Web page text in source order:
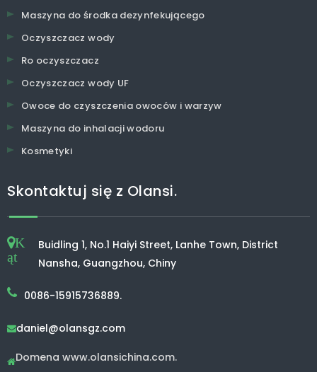
Maszyna do środka dezynfekującego
Oczyszczacz wody
Ro oczyszczacz
Oczyszczacz wody UF
Owoce do czyszczenia owoców i warzyw
Maszyna do inhalacji wodoru
Kosmetyki
Skontaktuj się z Olansi.
K
ąt
Buidling 1, No.1 Haiyi Street, Lanhe Town, District
Nansha, Guangzhou, Chiny
0086-15915736889.
daniel@olansgz.com
Domena www.olansichina.com.